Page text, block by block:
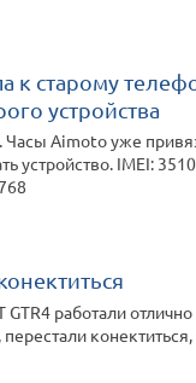
к старому
устройства
Часы Aimoto уже
устройство. IMEI:
GTR4 работали
конектиться,